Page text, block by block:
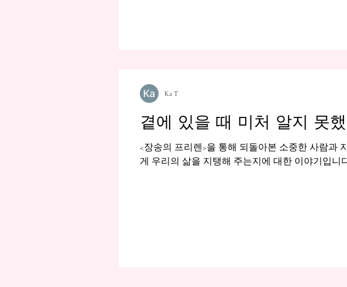
곁에 있을 때 미처 알지 못
<장송의 프리렌>을 통해 되돌아본 소중한 사람과
게 우리의 삶을 지탱해 주는지에 대한 이야기입니
Ka T